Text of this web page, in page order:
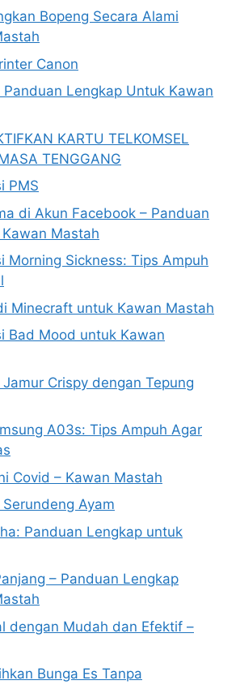
Bopeng Secara Alami
Canon
Panduan Lengkap Untuk Kawan
KARTU TELKOMSEL
TENGGANG
PMS
di Akun Facebook – Panduan
Mastah
Morning Sickness: Tips Ampuh
Minecraft untuk Kawan Mastah
Bad Mood untuk Kawan
Crispy dengan Tepung
A03s: Tips Ampuh Agar
Covid – Kawan Mastah
Ayam
Panduan Lengkap untuk
– Panduan Lengkap
dengan Mudah dan Efektif –
Bunga Es Tanpa